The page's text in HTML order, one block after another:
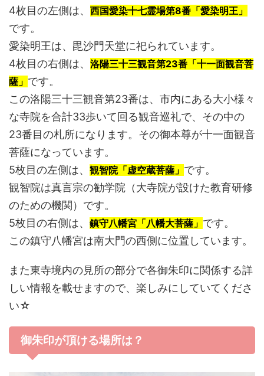
4枚目の左側は、 西国愛染十七霊場第8番「愛染明王」
です。
愛染明王は、毘沙門天堂に祀られています。
4枚目の右側は、 洛陽三十三観音第23番「十一面観音菩
薩」 です。
この洛陽三十三観音第23番は、市内にある大小様々
な寺院を合計33歩いて回る観音巡礼で、その中の
23番目の札所になります。その御本尊が十一面観音
菩薩になっています。
5枚目の左側は、 観智院「虚空蔵菩薩」 です。
観智院は真言宗の勧学院（大寺院が設けた教育研修
のための機関）です。
5枚目の右側は、 鎮守八幡宮「八幡大菩薩」 です。
この鎮守八幡宮は南大門の西側に位置しています。
また東寺境内の見所の部分で各御朱印に関係する詳
しい情報を載せますので、楽しみにしていてくださ
い☆
御朱印が頂ける場所は？